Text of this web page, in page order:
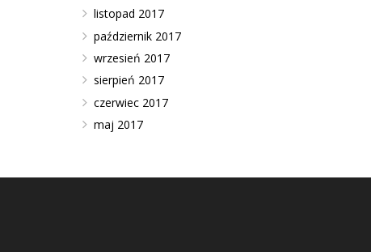
listopad 2017
październik 2017
wrzesień 2017
sierpień 2017
czerwiec 2017
maj 2017